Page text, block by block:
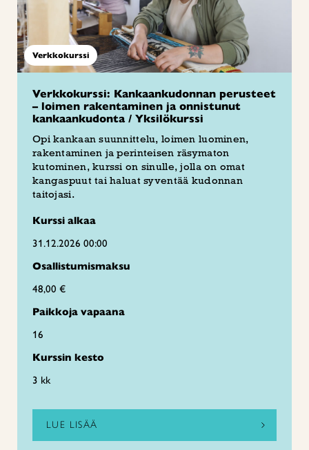
Verkkokurssi
Verkkokurssi: Kankaankudonnan perusteet
– loimen rakentaminen ja onnistunut
kankaankudonta / Yksilökurssi
Opi kankaan suunnittelu, loimen luominen,
rakentaminen ja perinteisen räsymaton
kutominen, kurssi on sinulle, jolla on omat
kangaspuut tai haluat syventää kudonnan
taitojasi.
Kurssi alkaa
31.12.2026 00:00
Osallistumismaksu
48,00 €
Paikkoja vapaana
16
Kurssin kesto
3 kk
LUE LISÄÄ